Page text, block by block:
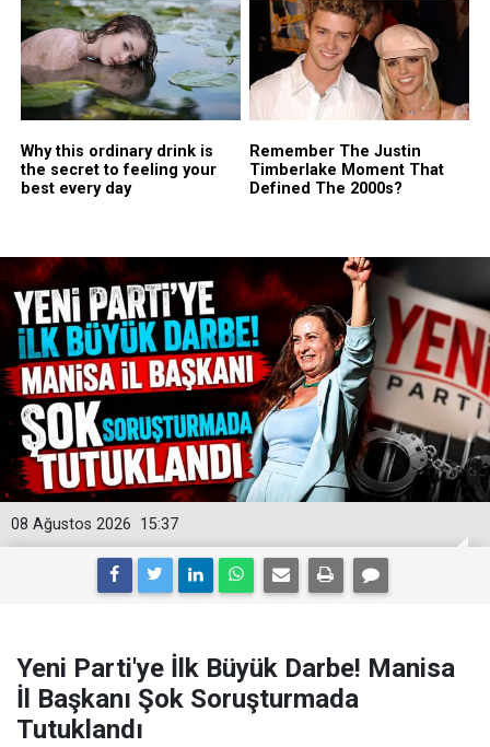
15:37
08 Ağustos 2026
Yeni Parti'ye İlk Büyük Darbe! Manisa
İl Başkanı Şok Soruşturmada
Tutuklandı